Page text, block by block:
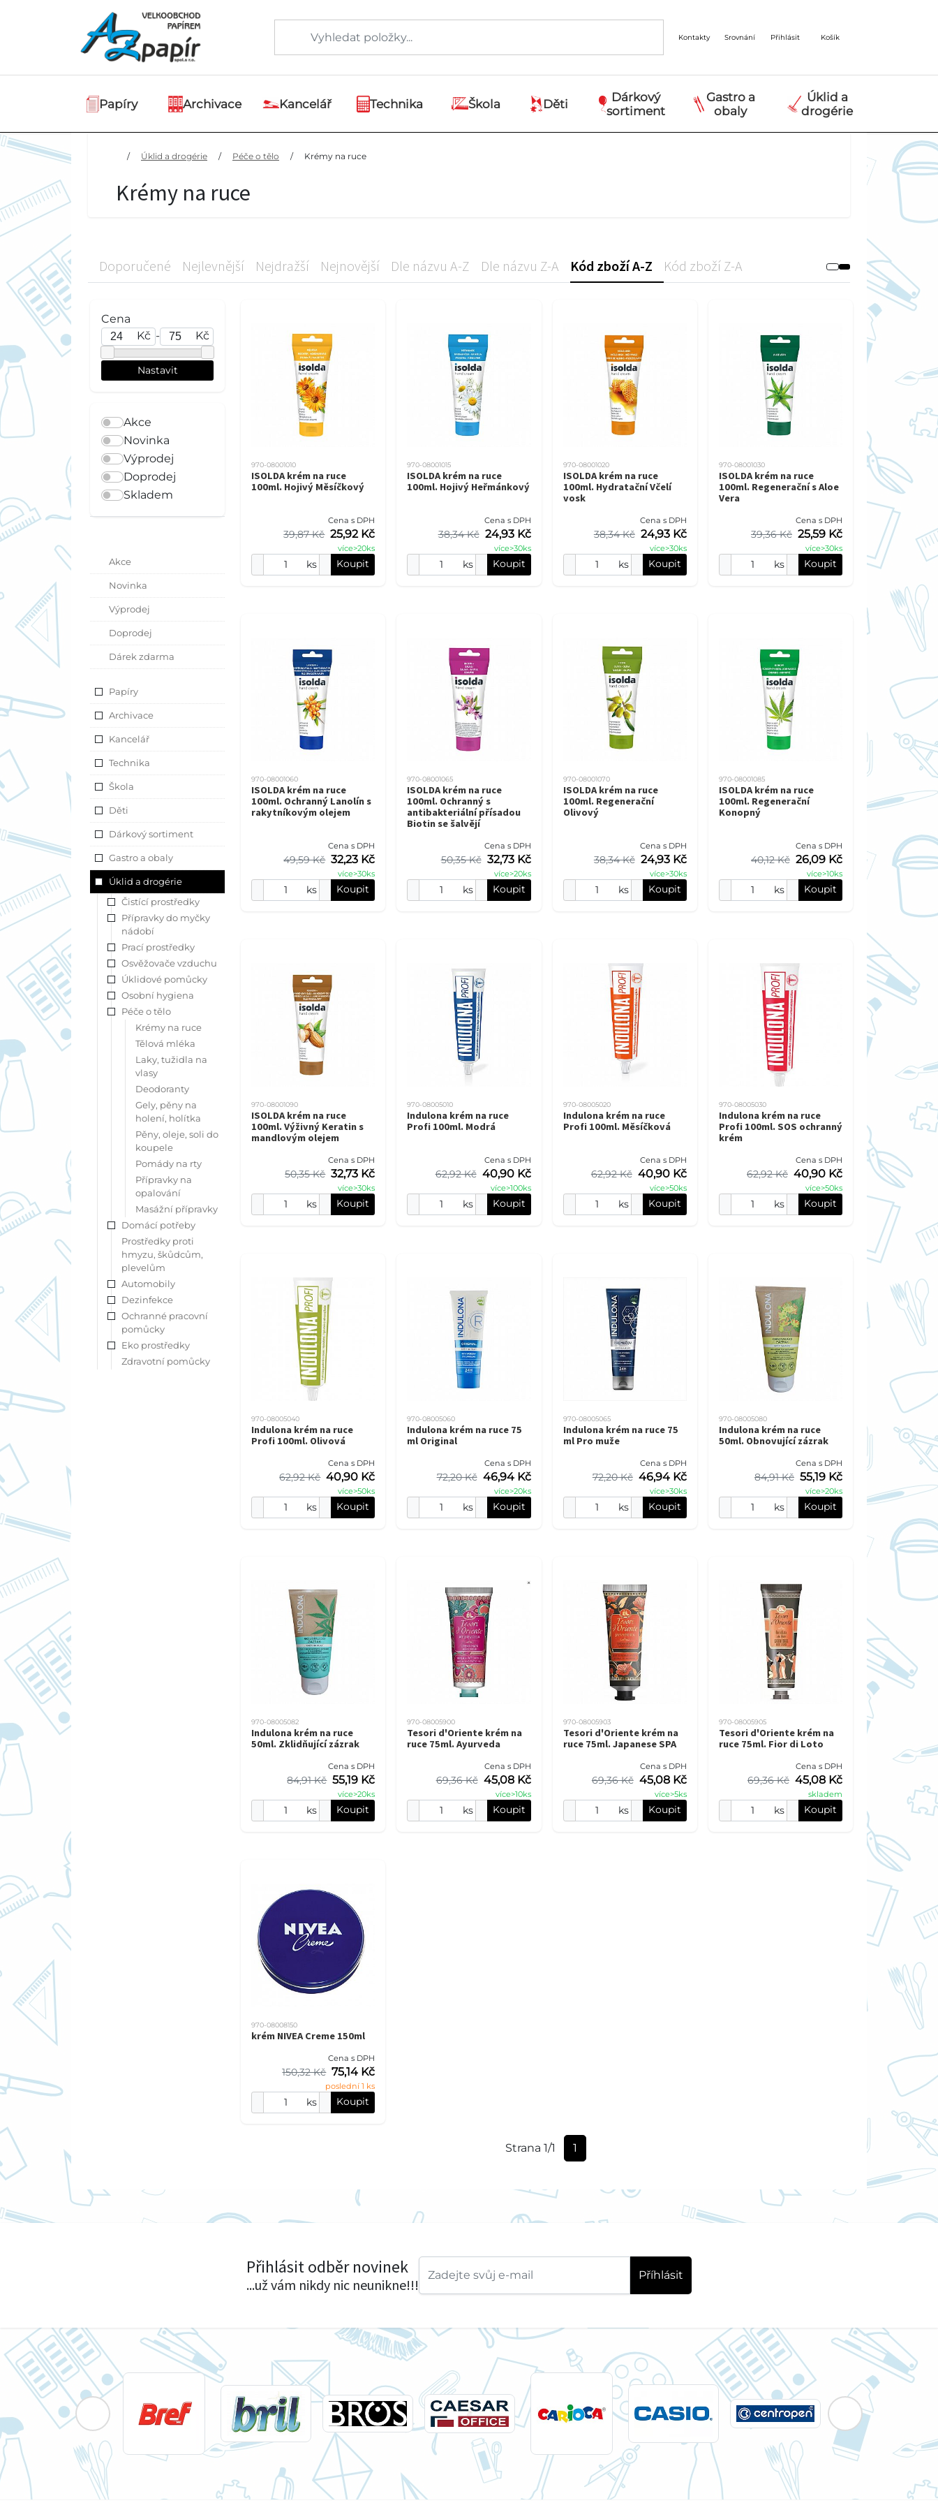
Kontakty Srovnání Přihlásit Košík
Papíry Archivace Kancelář Technika Škola Děti
Dárkový
sortiment
Gastro a
obaly
Úklid a
drogérie
/ Úklid a drogérie / Péče o tělo / Krémy na ruce
Krémy na ruce
Doporučené Nejlevnější Nejdražší Nejnovější Dle názvu A-Z Dle názvu Z-A Kód zboží A-Z Kód zboží Z-A
Cena
Kč - Kč
Akce
Novinka
Výprodej
Doprodej
Skladem
Akce
Novinka
Výprodej
Doprodej
Dárek zdarma
Papíry
Archivace
Kancelář
Technika
Škola
Děti
Dárkový sortiment
Gastro a obaly
Úklid a drogérie
Čistící prostředky
Přípravky do myčky
nádobí
Prací prostředky
Osvěžovače vzduchu
Úklidové pomůcky
Osobní hygiena
Péče o tělo
Krémy na ruce
Tělová mléka
Laky, tužidla na
vlasy
Deodoranty
Gely, pěny na
holení, holítka
Pěny, oleje, soli do
koupele
Pomády na rty
Přípravky na
opalování
Masážní přípravky
Domácí potřeby
Prostředky proti
hmyzu, škůdcům,
plevelům
Automobily
Dezinfekce
Ochranné pracovní
pomůcky
Eko prostředky
Zdravotní pomůcky
970-08001010
ISOLDA krém na ruce
100ml. Hojivý Měsíčkový
Cena s DPH
39,87 Kč 25,92 Kč
více>20ks
ks Koupit
970-08001015
ISOLDA krém na ruce
100ml. Hojivý Heřmánkový
Cena s DPH
38,34 Kč 24,93 Kč
více>30ks
ks Koupit
970-08001020
ISOLDA krém na ruce
100ml. Hydratační Včelí
vosk
Cena s DPH
38,34 Kč 24,93 Kč
více>30ks
ks Koupit
970-08001030
ISOLDA krém na ruce
100ml. Regenerační s Aloe
Vera
Cena s DPH
39,36 Kč 25,59 Kč
více>30ks
ks Koupit
970-08001060
ISOLDA krém na ruce
100ml. Ochranný Lanolín s
rakytníkovým olejem
Cena s DPH
49,59 Kč 32,23 Kč
více>30ks
ks Koupit
970-08001065
ISOLDA krém na ruce
100ml. Ochranný s
antibakteriální přísadou
Biotin se šalvějí
Cena s DPH
50,35 Kč 32,73 Kč
více>20ks
ks Koupit
970-08001070
ISOLDA krém na ruce
100ml. Regenerační
Olivový
Cena s DPH
38,34 Kč 24,93 Kč
více>30ks
ks Koupit
970-08001085
ISOLDA krém na ruce
100ml. Regenerační
Konopný
Cena s DPH
40,12 Kč 26,09 Kč
více>10ks
ks Koupit
970-08001090
ISOLDA krém na ruce
100ml. Výživný Keratin s
mandlovým olejem
Cena s DPH
50,35 Kč 32,73 Kč
více>30ks
ks Koupit
970-08005010
Indulona krém na ruce
Profi 100ml. Modrá
Cena s DPH
62,92 Kč 40,90 Kč
více>100ks
ks Koupit
970-08005020
Indulona krém na ruce
Profi 100ml. Měsíčková
Cena s DPH
62,92 Kč 40,90 Kč
více>50ks
ks Koupit
970-08005030
Indulona krém na ruce
Profi 100ml. SOS ochranný
krém
Cena s DPH
62,92 Kč 40,90 Kč
více>50ks
ks Koupit
970-08005040
Indulona krém na ruce
Profi 100ml. Olivová
Cena s DPH
62,92 Kč 40,90 Kč
více>50ks
ks Koupit
970-08005060
Indulona krém na ruce 75
ml Original
Cena s DPH
72,20 Kč 46,94 Kč
více>20ks
ks Koupit
970-08005065
Indulona krém na ruce 75
ml Pro muže
Cena s DPH
72,20 Kč 46,94 Kč
více>30ks
ks Koupit
970-08005080
Indulona krém na ruce
50ml. Obnovující zázrak
Cena s DPH
84,91 Kč 55,19 Kč
více>20ks
ks Koupit
970-08005082
Indulona krém na ruce
50ml. Zklidňující zázrak
Cena s DPH
84,91 Kč 55,19 Kč
více>20ks
ks Koupit
970-08005900
Tesori d'Oriente krém na
ruce 75ml. Ayurveda
Cena s DPH
69,36 Kč 45,08 Kč
více>10ks
ks Koupit
970-08005903
Tesori d'Oriente krém na
ruce 75ml. Japanese SPA
Cena s DPH
69,36 Kč 45,08 Kč
více>5ks
ks Koupit
970-08005905
Tesori d'Oriente krém na
ruce 75ml. Fior di Loto
Cena s DPH
69,36 Kč 45,08 Kč
skladem
ks Koupit
970-08008150
krém NIVEA Creme 150ml
Cena s DPH
150,32 Kč 75,14 Kč
poslední 1 ks
ks Koupit
Strana 1/1 1
Přihlásit odběr novinek
...už vám nikdy nic neunikne!!!
Příhlásit